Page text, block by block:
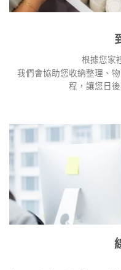
根據您家
我們會協助您收納整理、
程，讓您日